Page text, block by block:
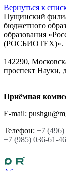
Вернуться к
Пущинский
бюджетного
образования
(РОСБИОТЕХ)».
142290,
проспект Науки,
Приёмная
E-mail:
Телефон: +7 (496)
+7 (985) 036-61-46